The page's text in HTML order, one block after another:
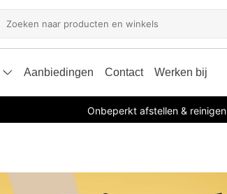
Aanbiedingen Contact Werken bij
Onbeperkt afstellen & reinigen